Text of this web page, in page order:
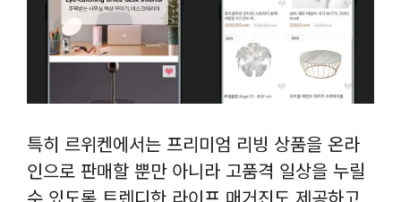
특히 르위켄에서는 프리미엄 리빙 상품을 온라
인으로 판매할 뿐만 아니라 고품격 일상을 누릴